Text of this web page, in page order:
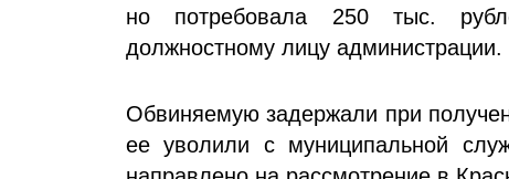
но потребовала 250 тыс.
должностному лицу администрации.
Обвиняемую задержали при
ее уволили с муниципальной